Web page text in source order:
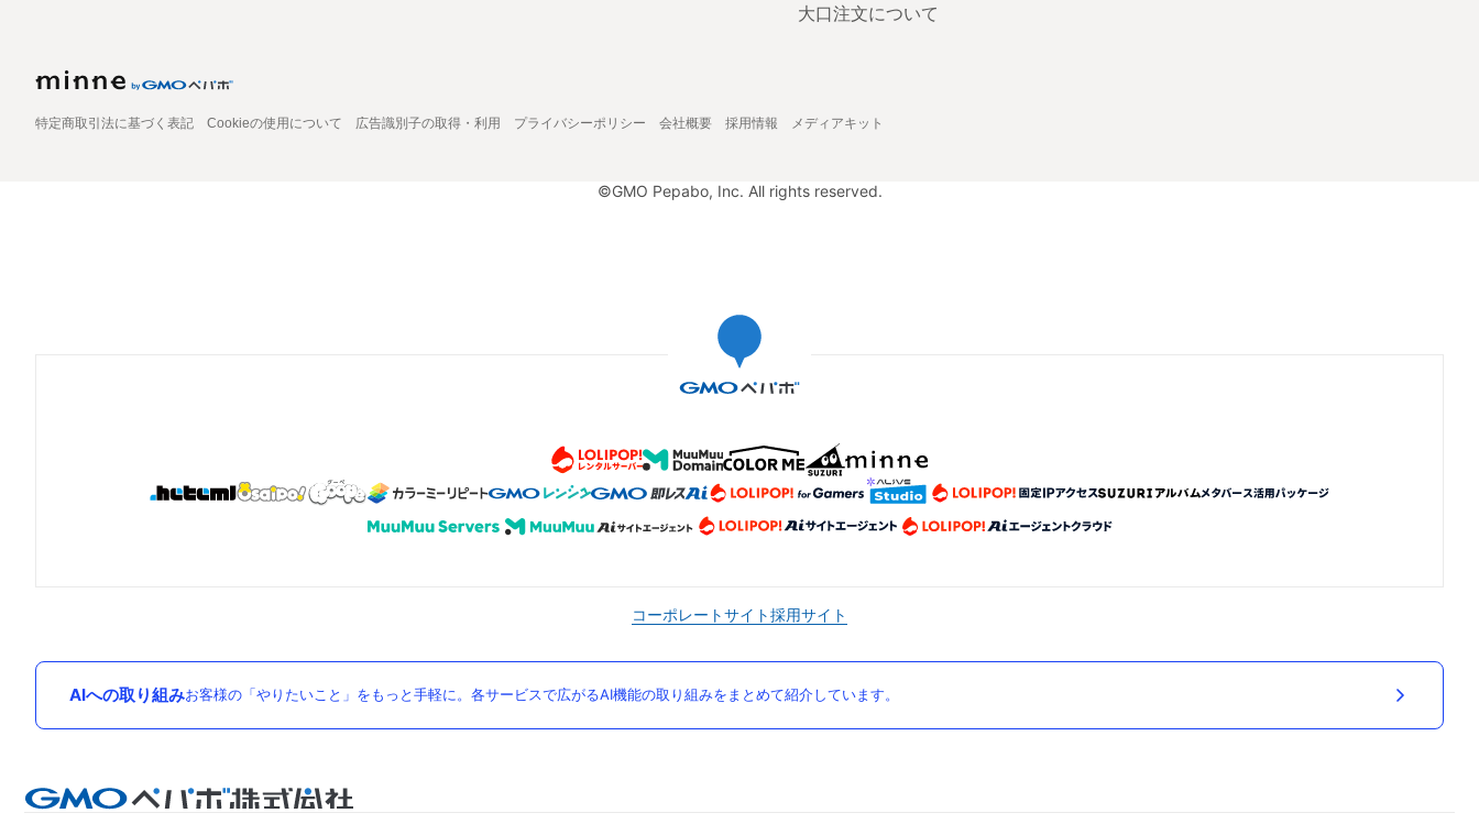
大口注文について
特定商取引法に基づく表記 Cookieの使用について 広告識別子の取得・利用 プライバシーポリシー 会社概要 採用情報 メディアキット
©GMO Pepabo, Inc. All rights reserved.
コーポレートサイト採用サイト
AIへの取り組みお客様の「やりたいこと」をもっと手軽に。各サービスで広がるAI機能の取り組みをまとめて紹介しています。